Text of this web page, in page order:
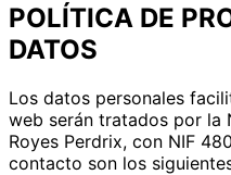
POLÍTICA DE
DATOS
Los datos personales
web serán tratados por la
Royes Perdrix, con NIF
contacto son los